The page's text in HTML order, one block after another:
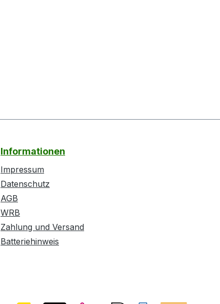
Informationen
Impressum
Datenschutz
AGB
WRB
Zahlung und Versand
Batteriehinweis